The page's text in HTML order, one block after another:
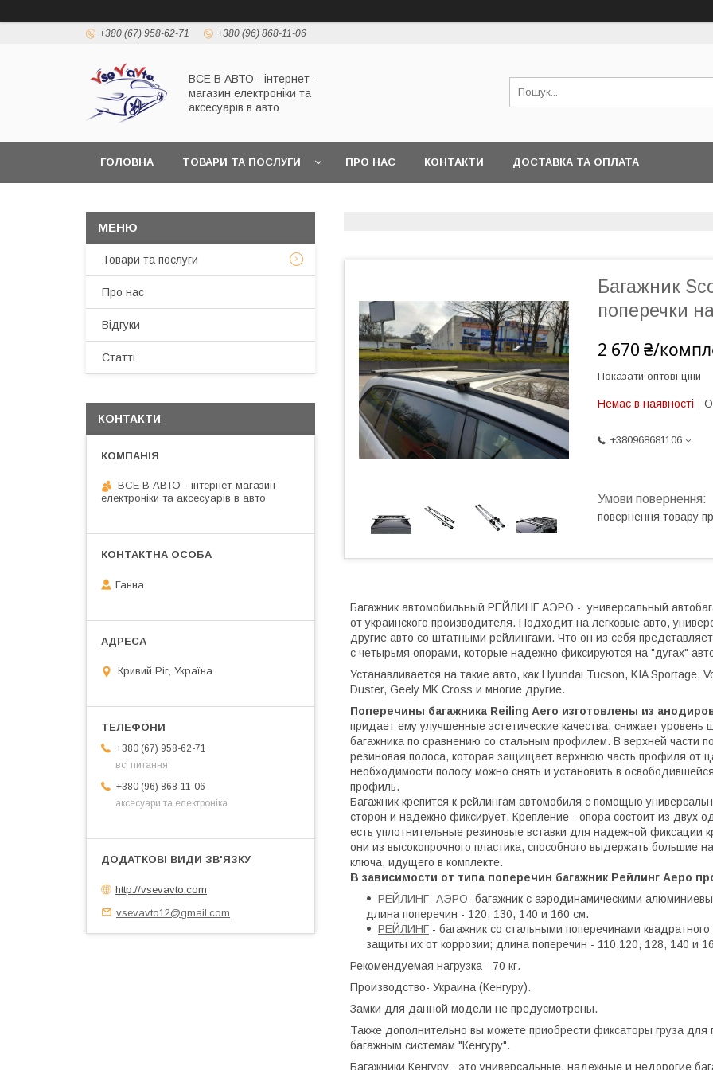
+380 (67) 958-62-71 +380 (96) 868-11-06
ВСЕ В АВТО - інтернет-
магазин електроніки та
аксесуарів в авто
ГОЛОВНА ТОВАРИ ТА ПОСЛУГИ ПРО НАС КОНТАКТИ ДОСТАВКА ТА ОПЛАТА
Багажник
поперечки
2 670 ₴/
Показати оптові ціни
Немає в наявності
+380968681106
повернення товару
Багажник автомобильный РЕЙЛИНГ АЭРО - универсальный
отукраинского производителя. Подходит на легковые авто,
другие авто со штатными рейлингами. Что он из себя
с четырьмя опорами, которые надежно фиксируются на "дугах"
Устанавливается на такие авто, как Hyundai Tucson, KIA Sportage,
Duster, Geely MK Cross и многие другие.
Поперечины багажника Reiling Aero изготовлены из
придает ему улучшенные эстетические качества, снижает уровень
багажника по сравнению со стальным профилем. В верхней части
резиновая полоса, которая защищает верхнюю часть профиля от
необходимости полосу можно снять и установить в
профиль.
Багажник крепится к рейлингам автомобиля с помощью
сторон и надежно фиксирует. Крепление - опора состоит из двух
есть уплотнительные резиновые вставки для надежной фиксации
они из высокопрочного пластика, способного выдержать большие
ключа, идущего в комплекте.
В зависимости от типа поперечин багажник Рейлинг Аеро
РЕЙЛИНГ- АЭРО- багажник с аэродинамическими
длина поперечин - 120, 130, 140 и 160 см.
РЕЙЛИНГ - багажник со стальными поперечинами
защиты их от коррозии; длина поперечин - 110,120, 128, 140 и
Рекомендуемая нагрузка - 70 кг.
Производство- Украина (Кенгуру).
Замки для данной модели не предусмотрены.
Также дополнительно вы можете приобрести фиксаторы груза
багажным системам "Кенгуру".
Багажники Кенгуру - это универсальные, надежные и недорогие
Товари та послуги
Про нас
Відгуки
Статті
КОНТАКТИ
ВСЕ В АВТО - інтернет-магазин
електроніки та аксесуарів в авто
Ганна
Кривий Ріг, Україна
+380 (67) 958-62-71
всі питання
+380 (96) 868-11-06
аксесуари та електроніка
http://vsevavto.com
vsevavto12@gmail.com